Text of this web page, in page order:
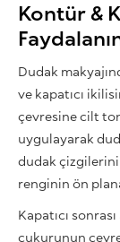
Kontür &
Dudak
ve kapatıcı
çevresine cilt
uygulayarak
dudak
renginin ön
Kapatıcı
çukurunun